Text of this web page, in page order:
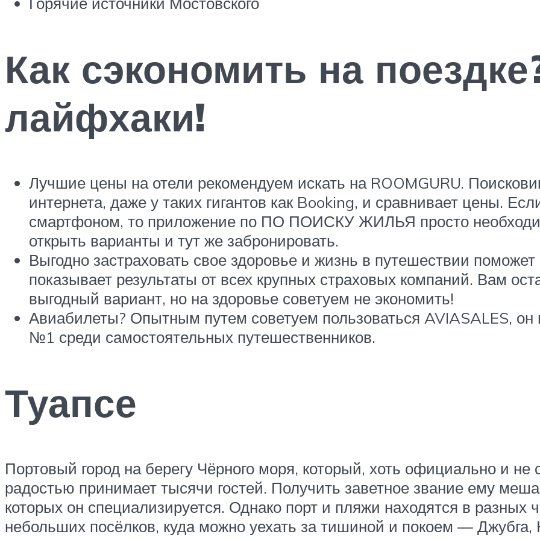
Как сэкономить на
лайфхаки!
Лучшие цены на отели рекомендуем искать на ROOMGURU.
интернета, даже у таких гигантов как Booking, и сравнивает цены.
смартфоном, то приложение по ПО ПОИСКУ ЖИЛЬЯ просто
открыть варианты и тут же забронировать.
Выгодно застраховать свое здоровье и жизнь в путешествии
показывает результаты от всех крупных страховых компаний. Вам
выгодный вариант, но на здоровье советуем не экономить!
Авиабилеты? Опытным путем советуем пользоваться AVIASALES, он
№1 среди самостоятельных путешественников.
Туапсе
Портовый город на берегу Чёрного моря, который, хоть официально и не
радостью принимает тысячи гостей. Получить заветное звание ему
которых он специализируется. Однако порт и пляжи находятся в разных
небольших посёлков, куда можно уехать за тишиной и покоем —